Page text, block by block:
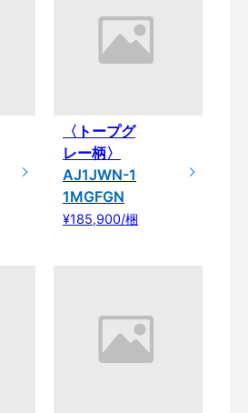
〈トープグ
レー柄〉
AJ1JWN-1
1MGFGN
¥185,900/梱